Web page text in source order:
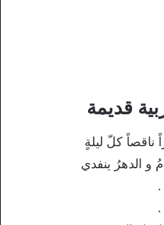
قديمة
ناقصاً كلّ ليلةٍ
و الدهرُ ينفدي
.
.